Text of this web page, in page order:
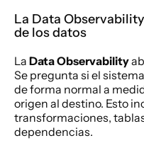
La Data
de los datos
La Data Observability
Se pregunta si el
de forma normal a
origen al destino. Esto
transformaciones,
dependencias.